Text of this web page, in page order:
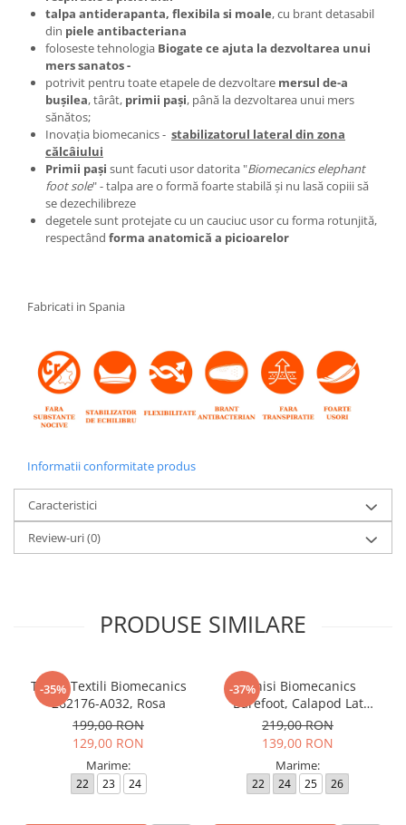
talpa antiderapanta, flexibila si moale, cu brant detasabil
din piele antibacteriana
foloseste tehnologia Biogate ce ajuta la dezvoltarea unui
mers sanatos -
potrivit pentru toate etapele de dezvoltare mersul de-a
buşilea, târât, primii paşi, până la dezvoltarea unui mers
sănătos;
Inovaţia biomecanics - stabilizatorul lateral din zona
călcâiului
Primii paşi sunt facuti usor datorita "Biomecanics elephant
foot sole" - talpa are o formă foarte stabilă şi nu lasă copiii să
se dezechilibreze
degetele sunt protejate cu un cauciuc usor cu forma rotunjită,
respectând forma anatomică a picioarelor
Fabricati in Spania
Informatii conformitate produs
Caracteristici
Review-uri(0)
PRODUSE SIMILARE
-35%
Tenisi Textili Biomecanics
262176-A032, Rosa
199,00 RON
129,00 RON
Marime:
22 23 24
-37%
Tenisi Biomecanics
Barefoot, Calapod Lat
262190-E032 Rosa
219,00 RON
139,00 RON
Marime:
22 24 25 26